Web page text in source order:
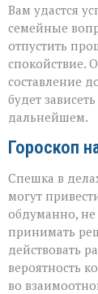
Вам удастся
семейные
отпустить
спокойствие.
составление
будет
дальнейшем.
Гороскоп
Спешка в
могут
обдуманно, не
принимать
действовать
вероятность
во